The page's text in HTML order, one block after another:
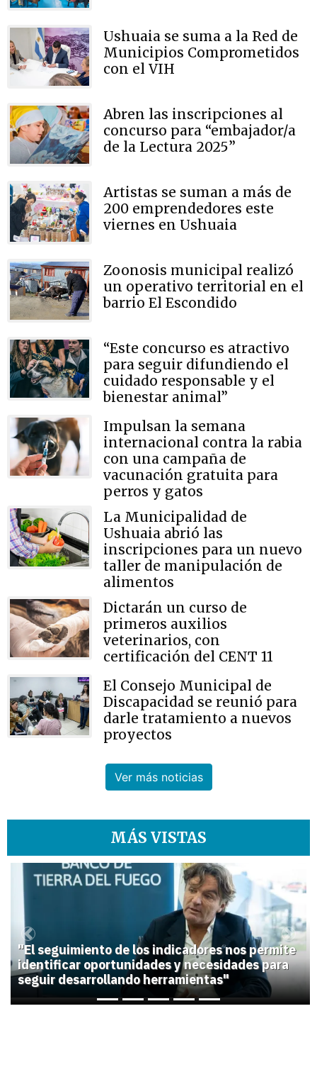
Ushuaia se suma a la Red de
Municipios Comprometidos
con el VIH
Abren las inscripciones al
concurso para “embajador/a
de la Lectura 2025”
Artistas se suman a más de
200 emprendedores este
viernes en Ushuaia
Zoonosis municipal realizó
un operativo territorial en el
barrio El Escondido
“Este concurso es atractivo
para seguir difundiendo el
cuidado responsable y el
bienestar animal”
Impulsan la semana
internacional contra la rabia
con una campaña de
vacunación gratuita para
perros y gatos
La Municipalidad de
Ushuaia abrió las
inscripciones para un nuevo
taller de manipulación de
alimentos
Dictarán un curso de
primeros auxilios
veterinarios, con
certificación del CENT 11
El Consejo Municipal de
Discapacidad se reunió para
darle tratamiento a nuevos
proyectos
Ver más noticias
MÁS VISTAS
1
"El seguimiento de los indicadores nos permite
identificar oportunidades y necesidades para
seguir desarrollando herramientas"
Previous Next